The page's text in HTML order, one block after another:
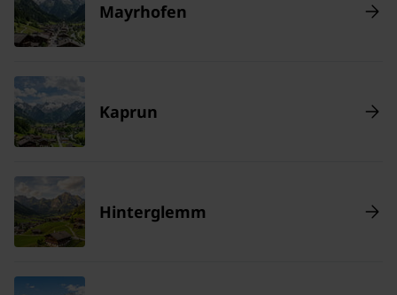
Mayrhofen
Kaprun
Hinterglemm